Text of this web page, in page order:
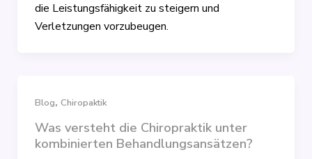
die Leistungsfähigkeit zu steigern und
Verletzungen vorzubeugen.
Blog, Chiropaktik
Was versteht die Chiropraktik unter
kombinierten Behandlungsansätzen?